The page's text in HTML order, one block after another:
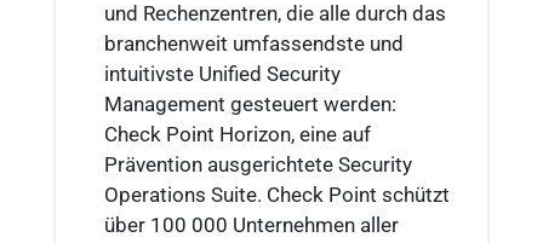
und Rechenzentren, die alle durch das
branchenweit umfassendste und
intuitivste Unified Security
Management gesteuert werden:
Check Point Horizon, eine auf
Prävention ausgerichtete Security
Operations Suite. Check Point schützt
über 100 000 Unternehmen aller